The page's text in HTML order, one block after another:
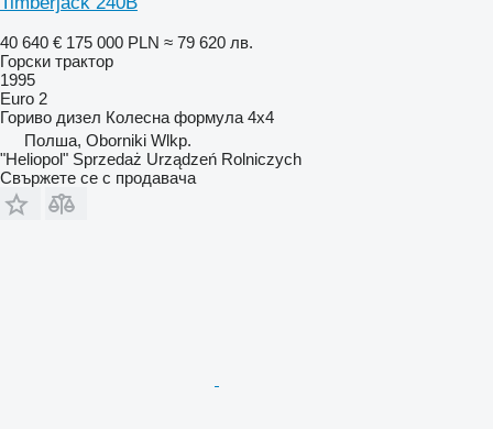
40 640 € 175 000 PLN ≈ 79 620 лв.
Горски трактор
1995
Euro 2
Гориво дизел Колесна формула 4x4
Полша, Oborniki Wlkp.
"Heliopol" Sprzedaż Urządzeń Rolniczych
Свържете се с продавача